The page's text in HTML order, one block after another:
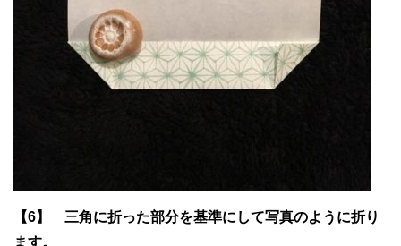
【6】 三角に折った部分を基準にして写真のように折り
ます。